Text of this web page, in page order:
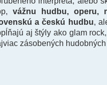
vážnu hudbu, operu,
a českú hudbu ,
aj štýly ako glam
zásobených